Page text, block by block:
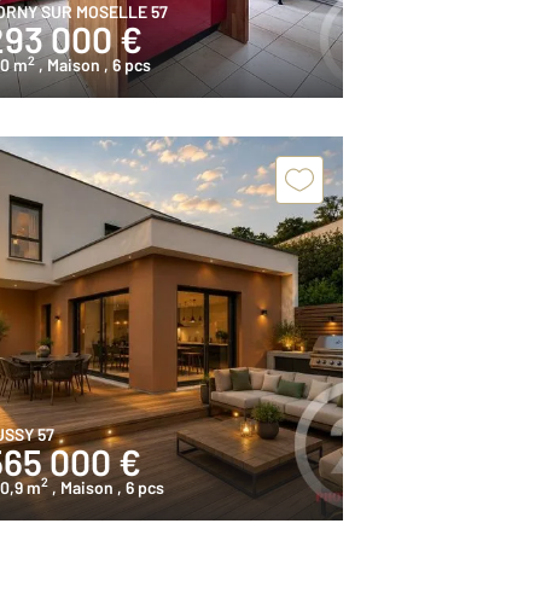
SUR MOSELLE 57
000 €
m2 , Maison , 6 pcs
57
000 €
m2 , Maison , 6 pcs